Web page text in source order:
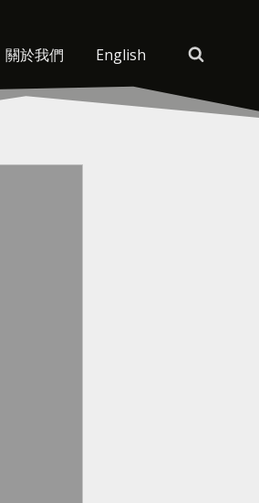
關於我們 English